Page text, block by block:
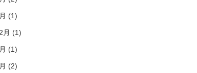
(1)
月 (1)
(1)
(2)